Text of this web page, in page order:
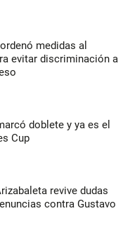
medidas al
evitar discriminación a
doblete y ya es el
Cup
revive dudas
contra Gustavo